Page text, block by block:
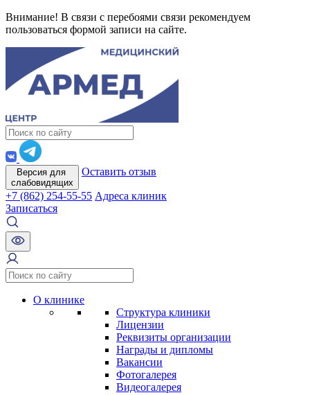
Внимание! В связи с перебоями связи рекомендуем
пользоваться формой записи на сайте.
Версия для
слабовидящих
Оставить отзыв
+7 (862) 254-55-55 Адреса клиник
Записаться
О клинике
Структура клиники
Лицензии
Реквизиты организации
Награды и дипломы
Вакансии
Фотогалерея
Видеогалерея